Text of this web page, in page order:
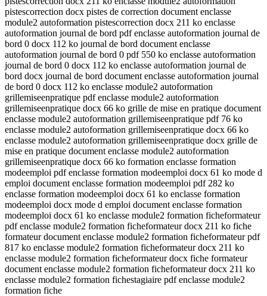
pistescorrection docx pistes de correction document enclasse
module2 autoformation pistescorrection docx 211 ko enclasse
autoformation journal de bord pdf enclasse autoformation journal de
bord 0 docx 112 ko journal de bord document enclasse
autoformation journal de bord 0 pdf 550 ko enclasse autoformation
journal de bord 0 docx 112 ko enclasse autoformation journal de
bord docx journal de bord document enclasse autoformation journal
de bord 0 docx 112 ko enclasse module2 autoformation
grillemiseenpratique pdf enclasse module2 autoformation
grillemiseenpratique docx 66 ko grille de mise en pratique document
enclasse module2 autoformation grillemiseenpratique pdf 76 ko
enclasse module2 autoformation grillemiseenpratique docx 66 ko
enclasse module2 autoformation grillemiseenpratique docx grille de
mise en pratique document enclasse module2 autoformation
grillemiseenpratique docx 66 ko formation enclasse formation
modeemploi pdf enclasse formation modeemploi docx 61 ko mode d
emploi document enclasse formation modeemploi pdf 282 ko
enclasse formation modeemploi docx 61 ko enclasse formation
modeemploi docx mode d emploi document enclasse formation
modeemploi docx 61 ko enclasse module2 formation ficheformateur
pdf enclasse module2 formation ficheformateur docx 211 ko fiche
formateur document enclasse module2 formation ficheformateur pdf
817 ko enclasse module2 formation ficheformateur docx 211 ko
enclasse module2 formation ficheformateur docx fiche formateur
document enclasse module2 formation ficheformateur docx 211 ko
enclasse module2 formation fichestagiaire pdf enclasse module2
formation fiche